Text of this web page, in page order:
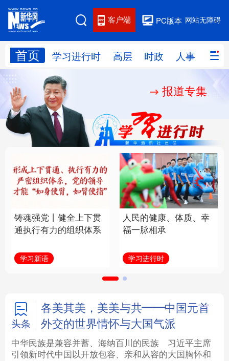
网站无障碍
PC版本
客户端
首页 学习进行时 高层 时政 人事 国际
网站地图
学习进行时 人事
国际 财经 网评
思客智库 全球连线 教育
科技 科创 量子 体育
文化 书画 健康 军事
访谈 视频 图片 政务
学术中国 乡村振兴 银龄 溯源中国
城市 旅游 能源
彩票 娱乐 时尚 悦读
报道专集
铸魂强党丨健全上下贯
通执行有力的组织体系
学习新语
人民的健康、体质、幸
福一脉相承
学习进行时
头条
各美其美，美美与共——中国元首
外交的世界情怀与大国气派
中华民族是兼容并蓄、海纳百川的民族
习近平主席
引领新时代中国以开放包容、亲和从容的大国胸怀和